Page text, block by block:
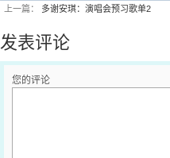
上一篇： 多谢安琪：演唱会预习歌单2
发表评论
您的评论